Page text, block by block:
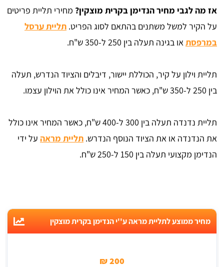
אז מה לגבי מחיר הנדימן בקרית מוצקין? מחירי תליית פריטים
על הקיר למשל משתנים בהתאם לסוג הפריט. תליית ערסל
במרפסתאו בגינה תעלה בין 250 ל-350 ש"ח.
תליית וילון על קיר, הכוללת יישור, דיבלים והציוד הנדרש, תעלה
בין 250 ל-350 ש"ח, כאשר המחיר אינו כולל את הוילון עצמו.
תליית נדנדה תעלה בין 300 ל-400 ש"ח, כאשר המחיר אינו כולל
את הנדנדה או את הציוד הנוסף הנדרש. תליית מראה על ידי
הנדימן מקצועי תעלה בין 150 ל-250 ש"ח.
מחיר ממוצע לתליית מראה ע''י הנדימן בקרית מוצקין
200 ₪